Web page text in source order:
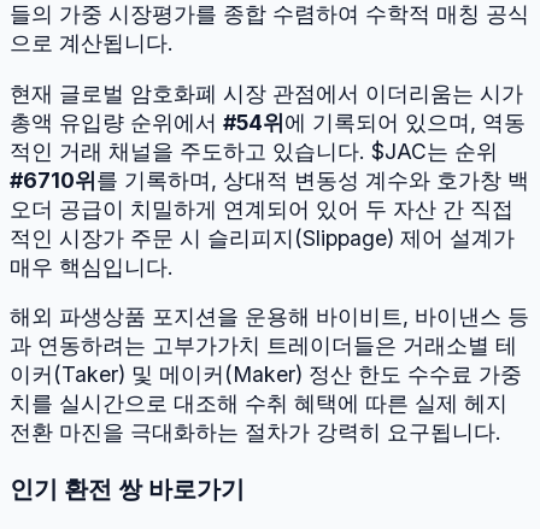
들의 가중 시장평가를 종합 수렴하여 수학적 매칭 공식
으로 계산됩니다.
현재 글로벌 암호화폐 시장 관점에서 이더리움는 시가
총액 유입량 순위에서 #54위에 기록되어 있으며, 역동
적인 거래 채널을 주도하고 있습니다. $JAC는 순위
#6710위를 기록하며, 상대적 변동성 계수와 호가창 백
오더 공급이 치밀하게 연계되어 있어 두 자산 간 직접
적인 시장가 주문 시 슬리피지(Slippage) 제어 설계가
매우 핵심입니다.
해외 파생상품 포지션을 운용해 바이비트, 바이낸스 등
과 연동하려는 고부가가치 트레이더들은 거래소별 테
이커(Taker) 및 메이커(Maker) 정산 한도 수수료 가중
치를 실시간으로 대조해 수취 혜택에 따른 실제 헤지
전환 마진을 극대화하는 절차가 강력히 요구됩니다.
인기 환전 쌍 바로가기